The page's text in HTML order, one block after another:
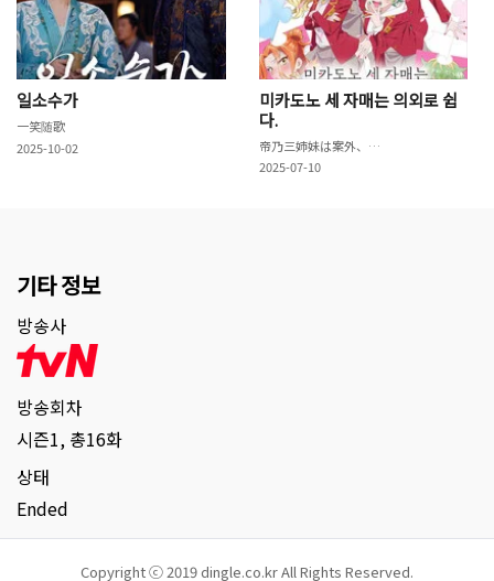
일소수가
一笑随歌
2025-10-02
미카도노 세 자매는 의외로 쉽
다.
帝乃三姉妹は案外、チョロい。
2025-07-10
기타 정보
방송사
방송회차
시즌1, 총16화
상태
Ended
Copyright ⓒ 2019 dingle.co.kr All Rights Reserved.